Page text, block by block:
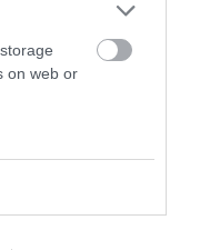
on web or
για
πρωταθλήματος